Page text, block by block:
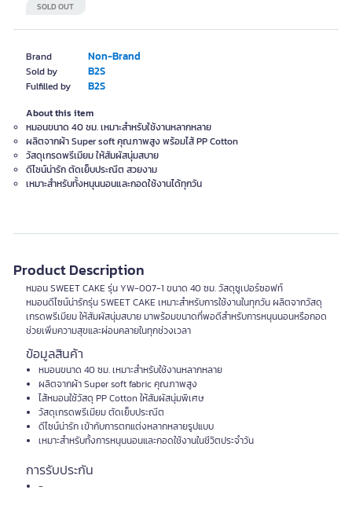
Brand Non-Brand
Sold by B2S
Fulfilled by B2S
SOLD OUT
About this item
หมอนขนาด 40 ซม. เหมาะสำหรับใช้งานหลากหลาย
ผลิตจากผ้า Super soft คุณภาพสูง พร้อมไส้ PP Cotton
วัสดุเกรดพรีเมียม ให้สัมผัสนุ่มสบาย
ดีไซน์น่ารัก ตัดเย็บประณีต สวยงาม
เหมาะสำหรับทั้งหนุนนอนและกอดใช้งานได้ทุกวัน
Product Description
หมอน SWEET CAKE รุ่น YW-007-1 ขนาด 40 ซม. วัสดุซูเปอร์ซอฟท์
หมอนดีไซน์น่ารักรุ่น SWEET CAKE เหมาะสำหรับการใช้งานในทุกวัน ผลิตจากวัสดุ
เกรดพรีเมียม ให้สัมผัสนุ่มสบาย มาพร้อมขนาดที่พอดีสำหรับการหนุนนอนหรือกอด
ช่วยเพิ่มความสุขและผ่อนคลายในทุกช่วงเวลา
ข้อมูลสินค้า
หมอนขนาด 40 ซม. เหมาะสำหรับใช้งานหลากหลาย
ผลิตจากผ้า Super soft fabric คุณภาพสูง
ไส้หมอนใช้วัสดุ PP Cotton ให้สัมผัสนุ่มพิเศษ
วัสดุเกรดพรีเมียม ตัดเย็บประณีต
ดีไซน์น่ารัก เข้ากับการตกแต่งหลากหลายรูปแบบ
เหมาะสำหรับทั้งการหนุนนอนและกอดใช้งานในชีวิตประจำวัน
การรับประกัน
-